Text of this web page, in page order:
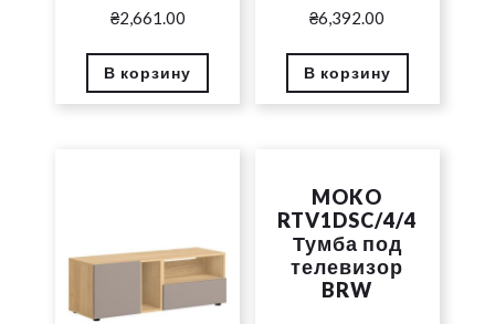
₴2,661.00
В корзину
₴6,392.00
В корзину
MOKO
RTV1DSC/4/4
Тумба под
телевизор
BRW